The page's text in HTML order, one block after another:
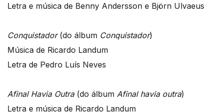
Letra e música de Benny Andersson e Björn Ulvaeus
Conquistador(do álbum Conquistador)
Música de Ricardo Landum
Letra de Pedro Luís Neves
Afinal Havia Outra(do álbum Afinal havia outra)
Letra e música de Ricardo Landum